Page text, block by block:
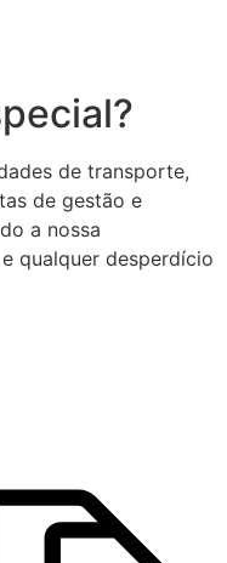
de transporte,
de gestão e
a nossa
qualquer desperdício